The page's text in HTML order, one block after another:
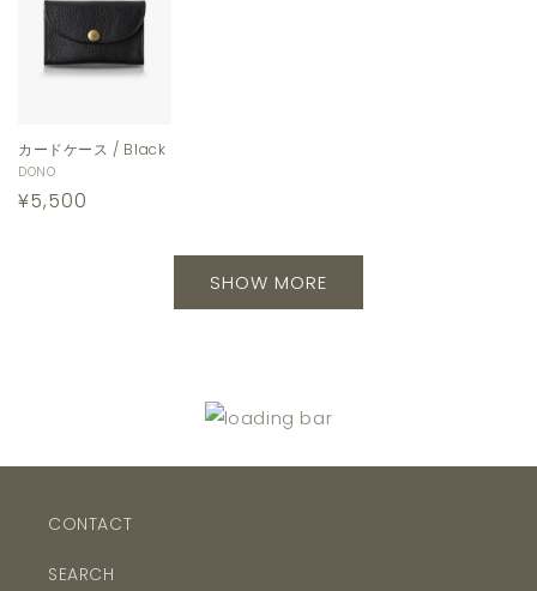
カードケース / Black
販
売
DONO
通
¥5,500
SHOW MORE
CONTACT
SEARCH